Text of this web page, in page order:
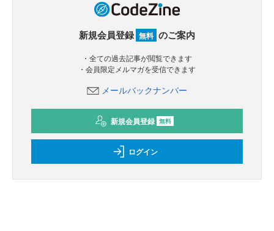
新規会員登録 無料 のご案内
・全ての過去記事が閲覧できます
・会員限定メルマガを受信できます
メールバックナンバー
新規会員登録 無料
ログイン